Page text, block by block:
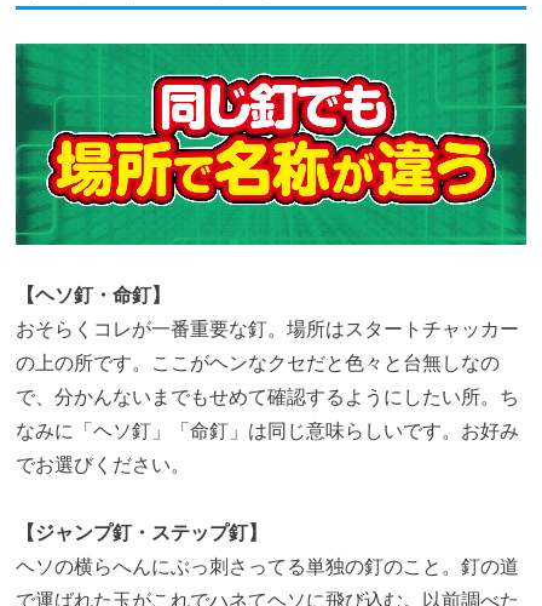
【ヘソ釘・命釘】
おそらくコレが一番重要な釘。場所はスタートチャッカー
の上の所です。ここがヘンなクセだと色々と台無しなの
で、分かんないまでもせめて確認するようにしたい所。ち
なみに「ヘソ釘」「命釘」は同じ意味らしいです。お好み
でお選びください。
【ジャンプ釘・ステップ釘】
ヘソの横らへんにぶっ刺さってる単独の釘のこと。釘の道
で運ばれた玉がこれでハネてヘソに飛び込む。以前調べた